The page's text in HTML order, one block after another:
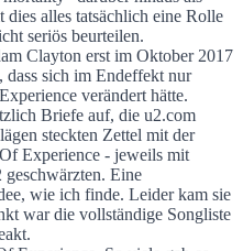
alles tatsächlich eine Rolle
seriös beurteilen.
Clayton erst im Oktober 2017
dass sich im Endeffekt nur
verändert hätte.
Briefe auf, die u2.com
steckten Zettel mit der
Experience - jeweils mit
geschwärzten. Eine
wie ich finde. Leider kam sie
war die vollständige Songliste